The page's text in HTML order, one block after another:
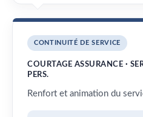
CONTINUITÉ DE SERVICE
COURTAGE ASSURANCE ·
PERS.
Renfort et animation du